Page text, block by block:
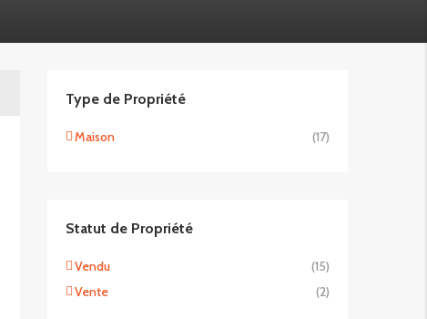
Type de Propriété
Maison (17)
Statut de Propriété
Vendu
(15)
Vente
(2)